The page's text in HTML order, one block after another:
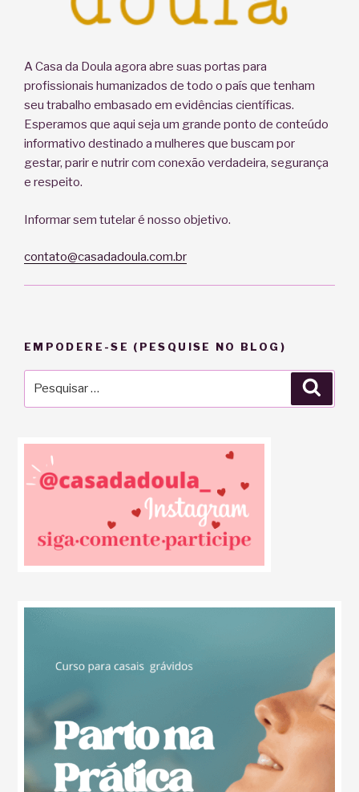
A Casa da Doula agora abre suas portas para
profissionais humanizados de todo o país que tenham
seu trabalho embasado em evidências científicas.
Esperamos que aqui seja um grande ponto de conteúdo
informativo destinado a mulheres que buscam por
gestar, parir e nutrir com conexão verdadeira, segurança
e respeito.
Informar sem tutelar é nosso objetivo.
contato@casadadoula.com.br
EMPODERE-SE (PESQUISE NO BLOG)